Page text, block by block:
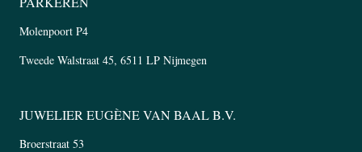
Molenpoort P4
Tweede Walstraat 45, 6511 LP Nijmegen
JUWELIER EUGÈNE VAN BAAL B.V.
Broerstraat 53